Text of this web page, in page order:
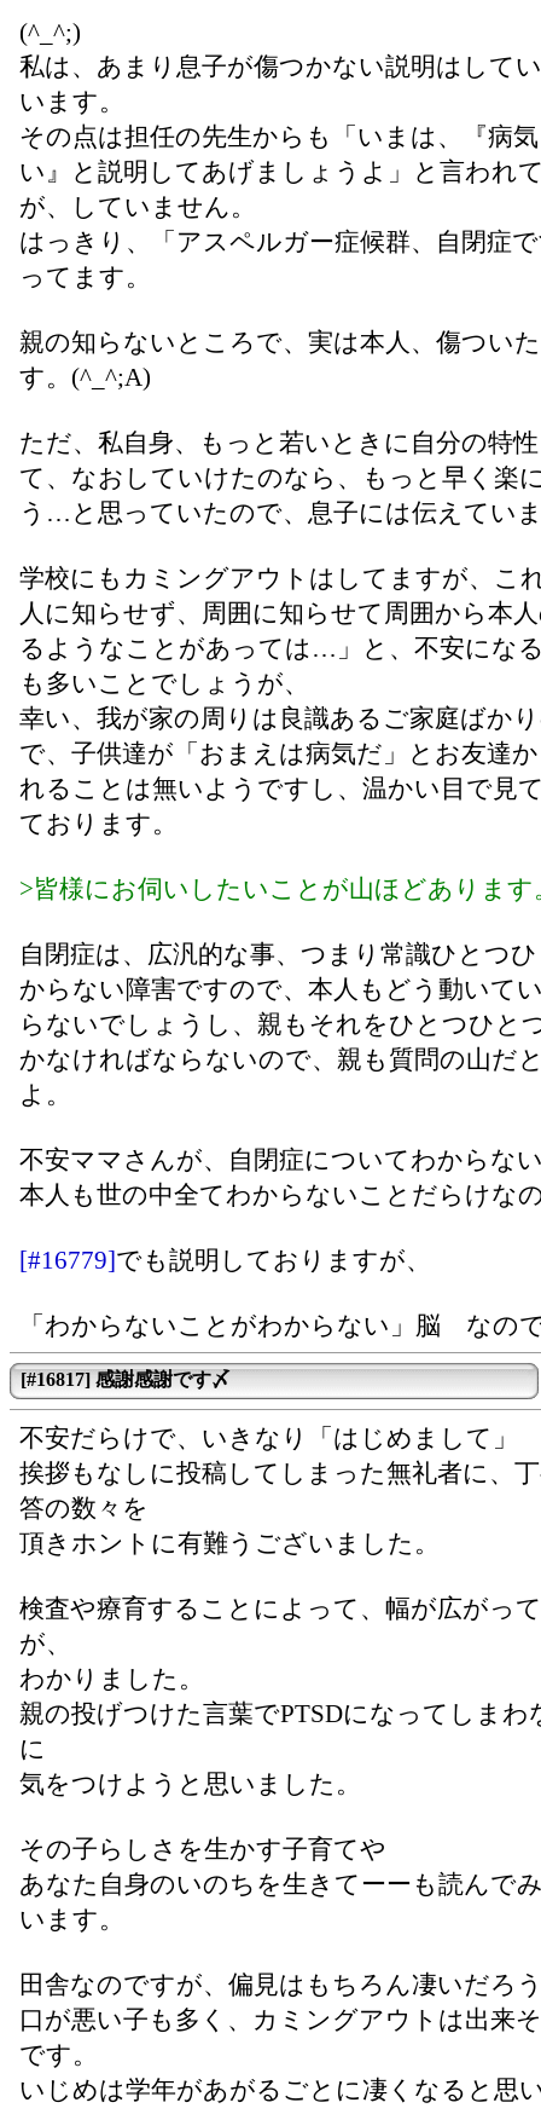
(^_^;)
私は、あまり息子が傷つかない説明はして
います。
その点は担任の先生からも「いまは、『病
い』と説明してあげましょうよ」と言われ
が、していません。
はっきり、「アスペルガー症候群、自閉症
ってます。
親の知らないところで、実は本人、傷つい
す。(^_^;A)
ただ、私自身、もっと若いときに自分の特
て、なおしていけたのなら、もっと早く楽
う…と思っていたので、息子には伝えてい
学校にもカミングアウトはしてますが、こ
人に知らせず、周囲に知らせて周囲から本
るようなことがあっては…」と、不安にな
も多いことでしょうが、
幸い、我が家の周りは良識あるご家庭ばか
で、子供達が「おまえは病気だ」とお友達
れることは無いようですし、温かい目で見
ております。
>皆様にお伺いしたいことが山ほどあります
自閉症は、広汎的な事、つまり常識ひとつ
からない障害ですので、本人もどう動いて
らないでしょうし、親もそれをひとつひと
かなければならないので、親も質問の山だ
よ。
不安ママさんが、自閉症についてわからな
本人も世の中全てわからないことだらけな
[#16779]でも説明しておりますが、
「わからないことがわからない」脳 なの
[#16817] 感謝感謝です〆
不安だらけで、いきなり「はじめまして」
挨拶もなしに投稿してしまった無礼者に、
答の数々を
頂きホントに有難うございました。
検査や療育することによって、幅が広がっ
が、
わかりました。
親の投げつけた言葉でPTSDになってしまわ
に
気をつけようと思いました。
その子らしさを生かす子育てや
あなた自身のいのちを生きてーーも読んで
います。
田舎なのですが、偏見はもちろん凄いだろ
口が悪い子も多く、カミングアウトは出来
です。
いじめは学年があがるごとに凄くなると思